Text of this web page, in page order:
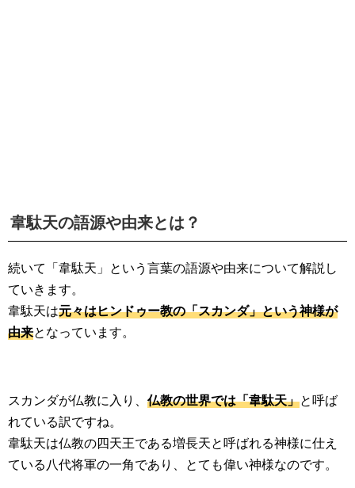
韋駄天の語源や由来とは？
続いて「韋駄天」という言葉の語源や由来について解説し
ていきます。
韋駄天は元々はヒンドゥー教の「スカンダ」という神様が
由来となっています。
スカンダが仏教に入り、 仏教の世界では「韋駄天」と呼ば
れている訳ですね。
韋駄天は仏教の四天王である増長天と呼ばれる神様に仕え
ている八代将軍の一角であり、とても偉い神様なのです。